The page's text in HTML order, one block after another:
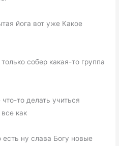
йога вот уже Какое
собер какая-то группа
то делать учиться
как
ну слава Богу новые